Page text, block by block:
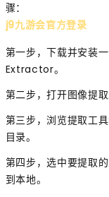
骤：
j9九游会官方登录
第一步，下载并安装
Extractor。
第二步，打开图像提
第三步，浏览提取工
目录。
第四步，选中要提取
到本地。